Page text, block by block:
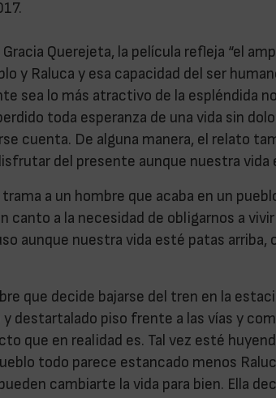
Querejeta, la película refleja “el
y Raluca y esa capacidad del ser
sea lo más atractivo de la espléndida
toda esperanza de una vida sin
cuenta. De alguna manera, el relato
del presente aunque nuestra vida
a un hombre que acaba en un
canto a la necesidad de obligarnos a
aunque nuestra vida esté patas arriba,
que decide bajarse del tren en la
destartalado piso frente a las vías y
que en realidad es. Tal vez esté
todo parece estancado menos
cambiarte la vida para bien. Ella